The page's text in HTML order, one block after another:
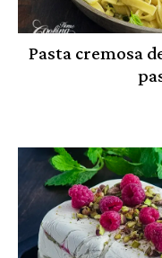
Pasta cremosa